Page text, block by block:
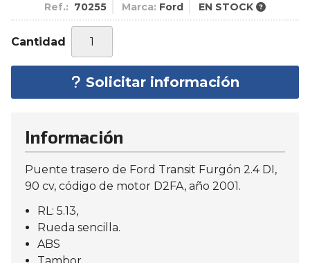
Ref.: 70255 Marca: Ford EN STOCK
Cantidad
Solicitar información
Información
Puente trasero de Ford Transit Furgón 2.4 DI,
90 cv, código de motor D2FA, año 2001.
RL: 5.13,
Rueda sencilla.
ABS